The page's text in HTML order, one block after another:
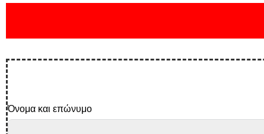
Όνομα και επώνυμο